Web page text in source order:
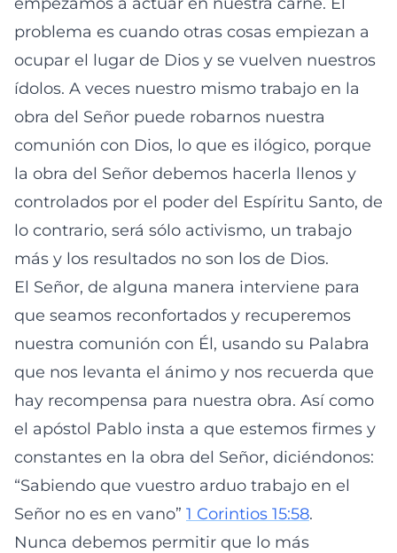
problema es cuando otras cosas empiezan a
ocupar el lugar de Dios y se vuelven nuestros
ídolos. A veces nuestro mismo trabajo en la
obra del Señor puede robarnos nuestra
comunión con Dios, lo que es ilógico, porque
la obra del Señor debemos hacerla llenos y
controlados por el poder del Espíritu Santo, de
lo contrario, será sólo activismo, un trabajo
más y los resultados no son los de Dios.
El Señor, de alguna manera interviene para
que seamos reconfortados y recuperemos
nuestra comunión con Él, usando su Palabra
que nos levanta el ánimo y nos recuerda que
hay recompensa para nuestra obra. Así como
el apóstol Pablo insta a que estemos firmes y
constantes en la obra del Señor, diciéndonos:
“Sabiendo que vuestro arduo trabajo en el
Señor no es en vano” 1 Corintios 15:58.
Nunca debemos permitir que lo más